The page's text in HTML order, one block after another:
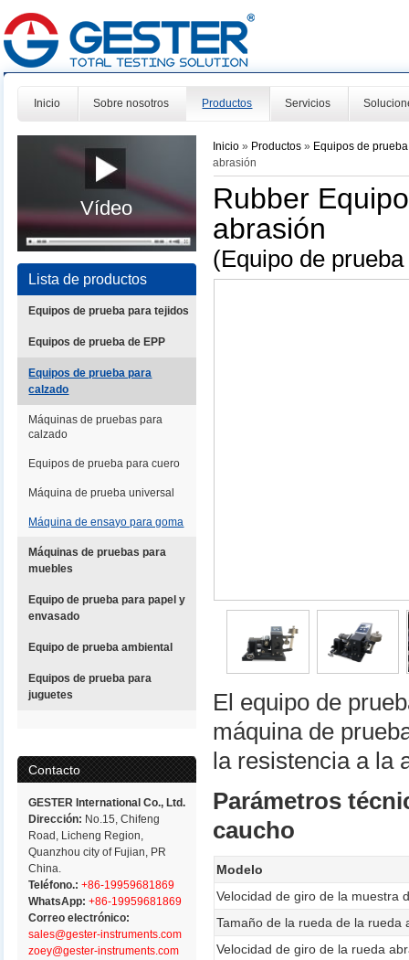
Inicio Sobre nosotros Productos Servicios
Vídeo
Lista de productos
Equipos de prueba para tejidos
Equipos de prueba de EPP
Equipos de prueba para
calzado
Máquinas de pruebas para
calzado
Equipos de prueba para cuero
Máquina de prueba universal
Máquina de ensayo para goma
Máquinas de pruebas para
muebles
Equipo de prueba para papel y
envasado
Equipo de prueba ambiental
Equipos de prueba para
juguetes
Contacto
GESTER International Co., Ltd.
Dirección: No.15, Chifeng
Road, Licheng Region,
Quanzhou city of Fujian, PR
China.
Teléfono.: +86-19959681869
WhatsApp: +86-19959681869
Correo electrónico:
sales@gester-instruments.com
zoey@gester-instruments.com
Inicio » Productos» Equipos de
abrasión
Rubber
abrasión
(Equipo de
El equipo de
máquina de
la resistencia a la
Parámetros
caucho
Modelo
Velocidad de giro de la muestra
Tamaño de la rueda de la rueda
Velocidad de giro de la rueda